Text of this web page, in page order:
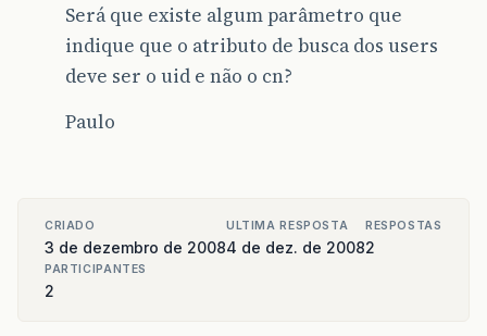
Será que existe algum parâmetro que
indique que o atributo de busca dos users
deve ser o uid e não o cn?
Paulo
CRIADO
3 de dezembro de 2008
ULTIMA RESPOSTA
4 de dez. de 2008
RESPOSTAS
2
PARTICIPANTES
2